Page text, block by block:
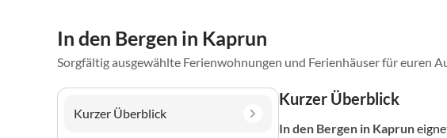
In den Bergen in Kaprun
Sorgfältig ausgewählte Ferienwohnungen und Ferienhäuser für euren
Kurzer Überblick
Kurzer Überblick
In den Bergen in Kaprun